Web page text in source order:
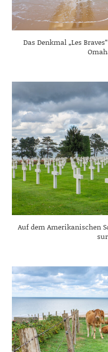
Das Denkmal „Les
Auf dem Amerikanischen